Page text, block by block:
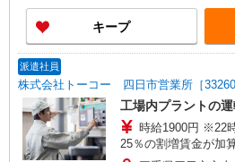
キープ
派遣社員
株式会社トーコー 四日市営業所［
工場内プラントの
時給1900円 ※22
25％の割増賃金が加